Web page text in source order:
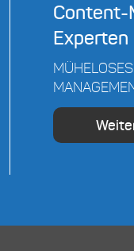
Content-
Experten